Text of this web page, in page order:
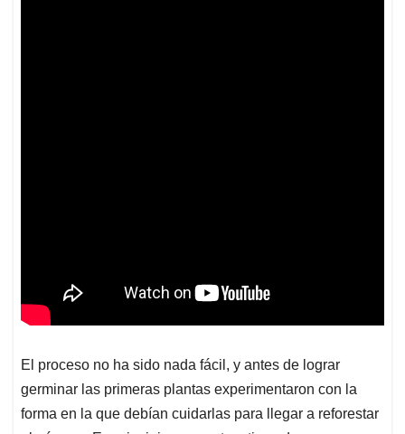
El proceso no ha sido nada fácil, y antes de lograr
germinar las primeras plantas experimentaron con la
forma en la que debían cuidarlas para llegar a reforestar